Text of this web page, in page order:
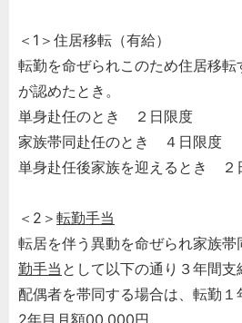
＜1＞住居移転（有給）
転勤を命ぜられこのため住居移
が認めたとき。
単身赴任のとき ２日限度
家族帯同赴任のとき ４日限度
単身赴任後家族を迎えるとき ２
＜2＞ 転勤手当
転居を伴う異動を命ぜられ家族帯
勤手当 として以下の通り３年間支
配偶者を帯同する場合は、転勤